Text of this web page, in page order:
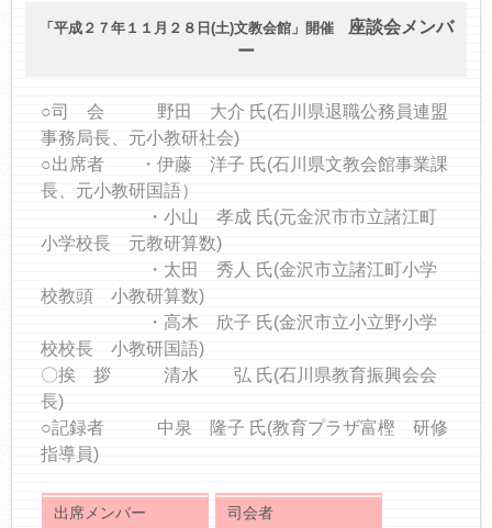
「平成２７年１１月２８日(土)文教会館」開催 座談会メンバ
ー
○司 会 野田 大介 氏(石川県退職公務員連盟
事務局長、元小教研社会)
○出席者 ・伊藤 洋子 氏(石川県文教会館事業課
長、元小教研国語）
・小山 孝成 氏(元金沢市市立諸江町
小学校長 元教研算数)
・太田 秀人 氏(金沢市立諸江町小学
校教頭 小教研算数)
・高木 欣子 氏(金沢市立小立野小学
校校長 小教研国語)
〇挨 拶 清水 弘 氏(石川県教育振興会会
長)
○記録者 中泉 隆子 氏(教育プラザ富樫 研修
指導員)
出席メンバー 司会者